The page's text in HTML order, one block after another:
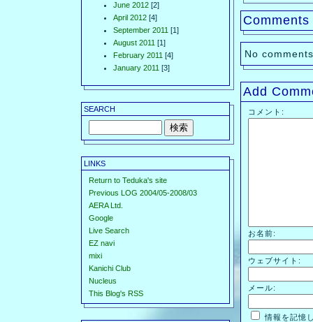
June 2012 [2]
April 2012 [4]
September 2011 [1]
August 2011 [1]
February 2011 [4]
January 2011 [3]
SEARCH
LINKS
Return to Teduka's site
Previous LOG 2004/05-2008/03
AERA Ltd.
Google
Live Search
EZ navi
mixi
Kanichi Club
Nucleus
This Blog's RSS
Comments
No
Add
コメント:
お名前:
ウェブサイト:
メール:
情報を記憶